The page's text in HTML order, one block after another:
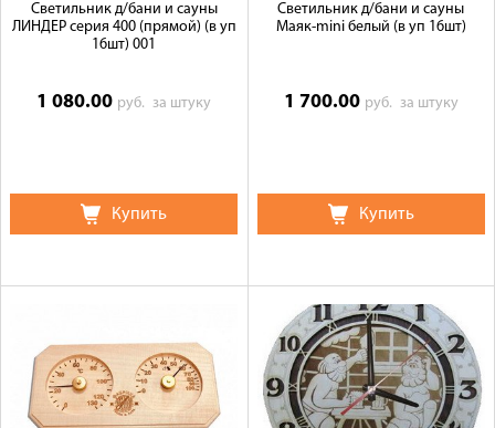
Светильник д/бани и сауны
ЛИНДЕР серия 400 (прямой) (в уп
16шт) 001
1 080.00 руб.за штуку
Купить
Светильник д/бани и сауны
Маяк-mini белый (в уп 16шт)
1 700.00 руб. за штуку
Купить